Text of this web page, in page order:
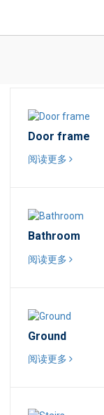
Door frame
阅读更多
Bathroom
阅读更多
Ground
阅读更多